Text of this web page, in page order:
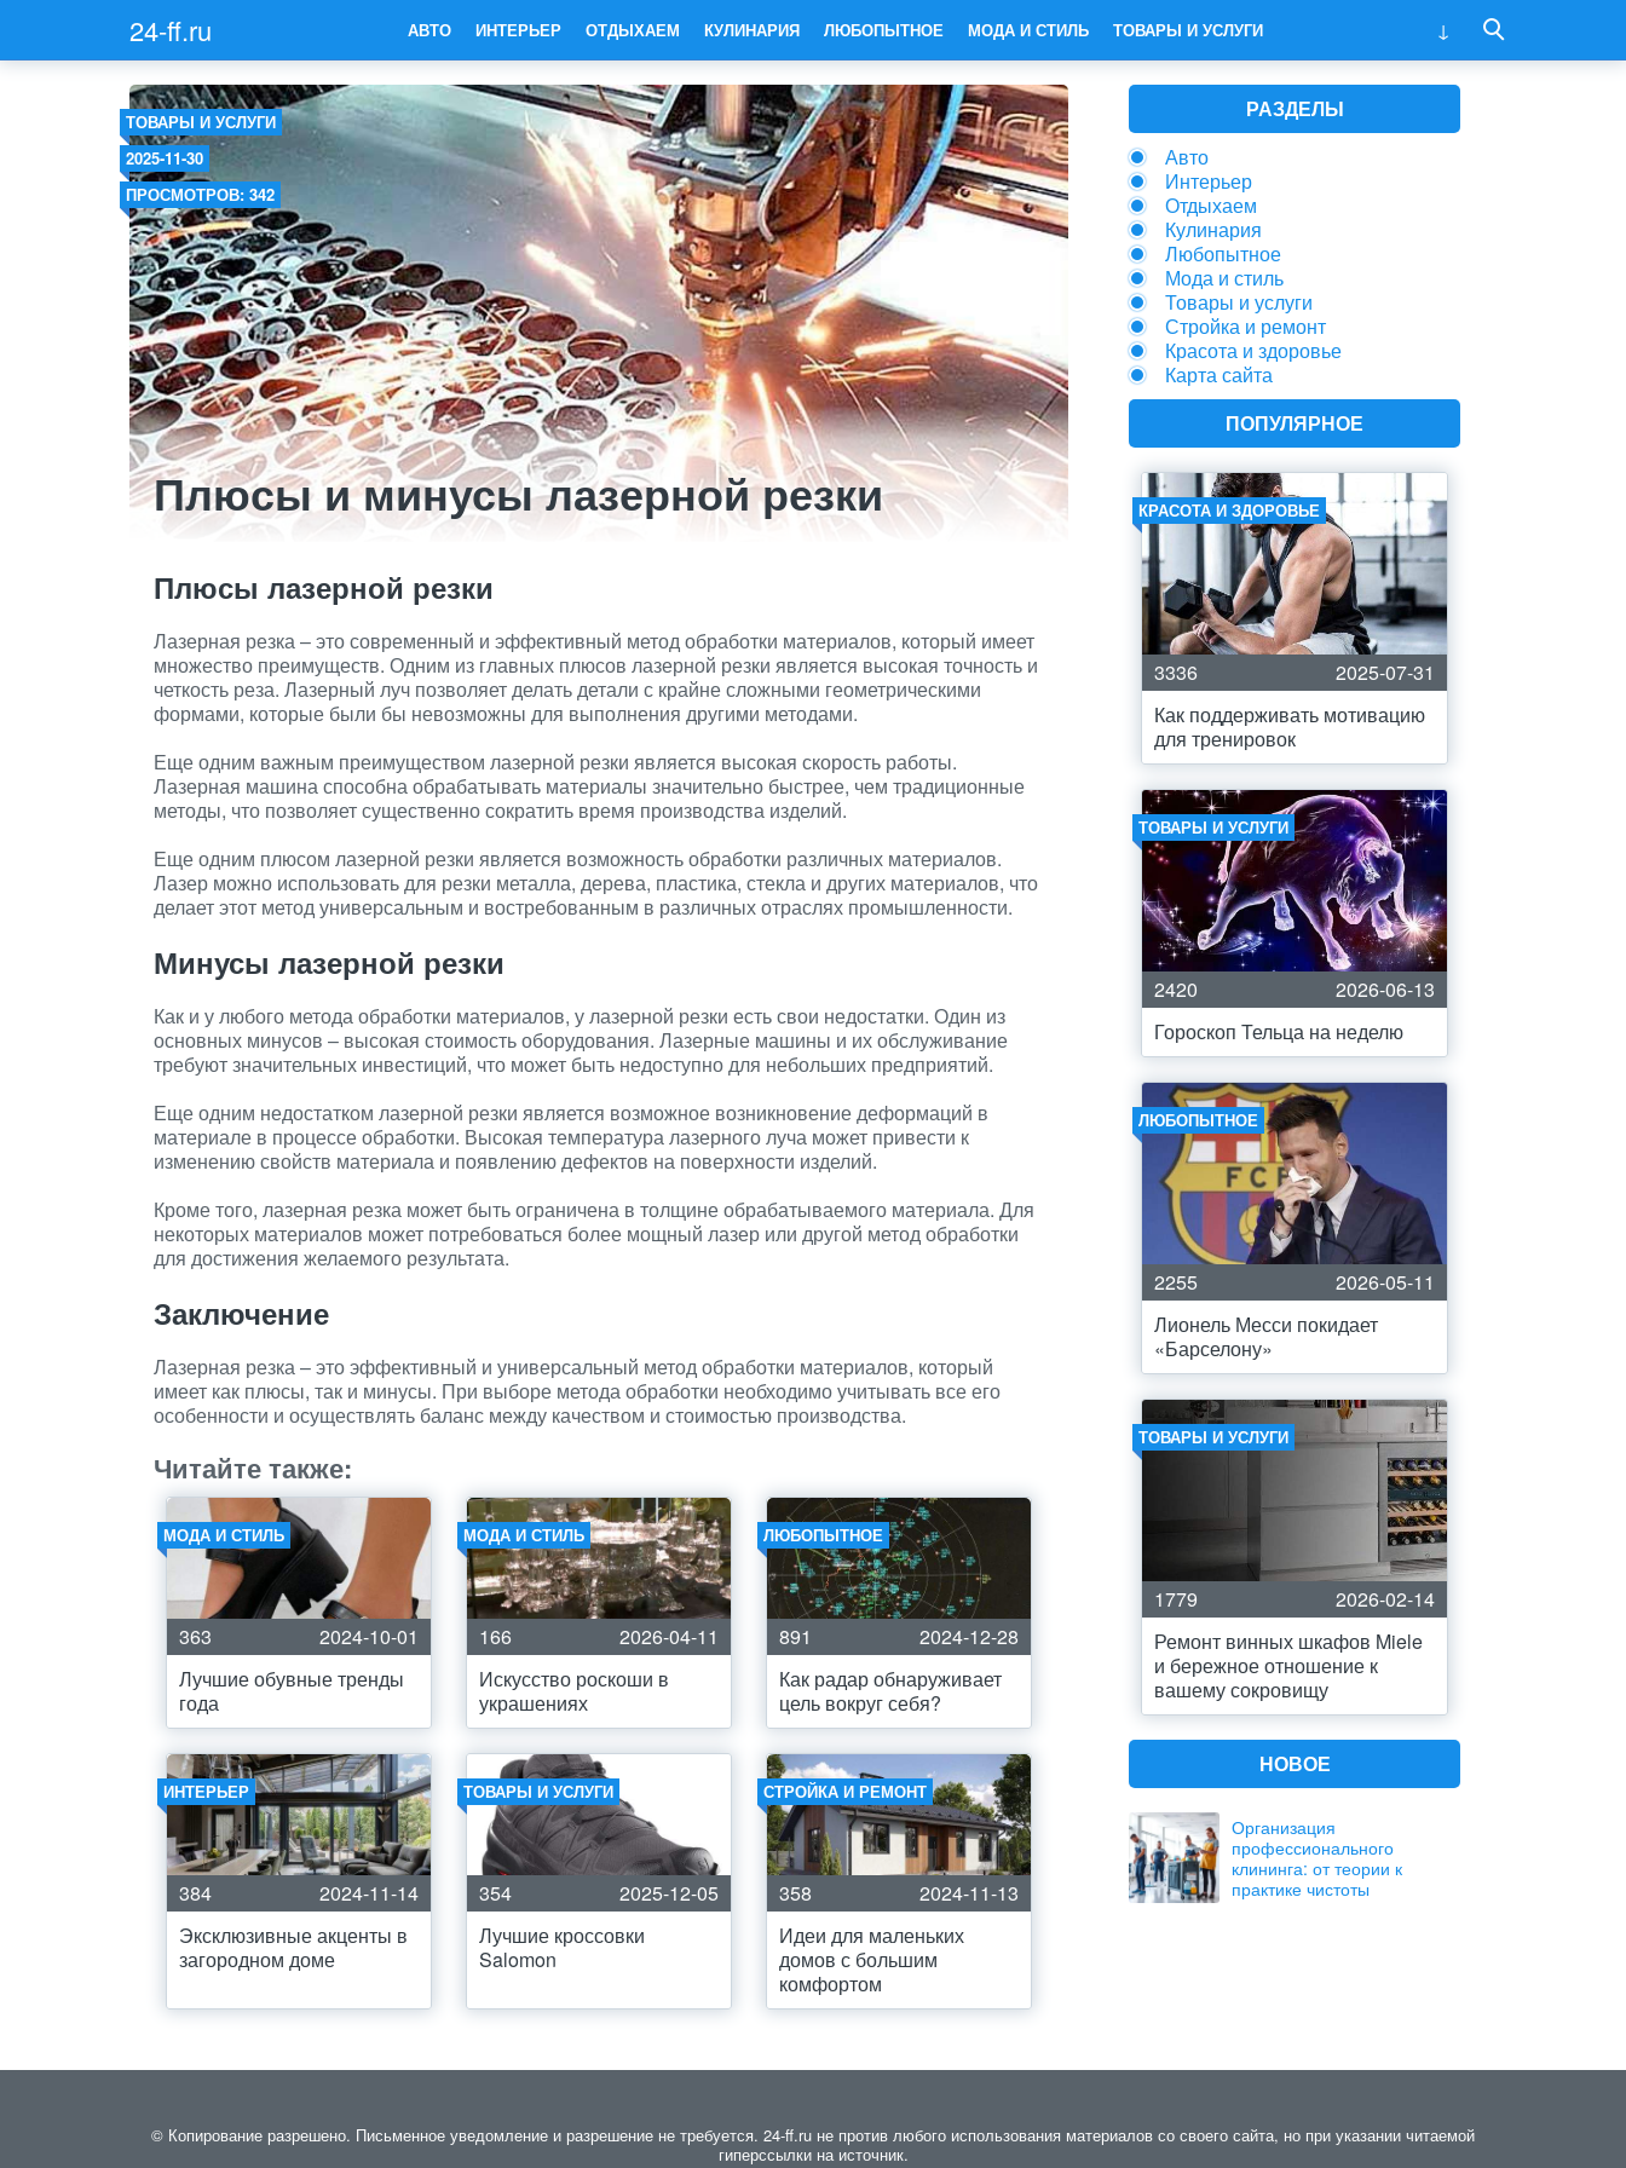
24-ff.ru АВТО ИНТЕРЬЕР ОТДЫХАЕМ КУЛИНАРИЯ ЛЮБОПЫТНОЕ МОДА И СТИЛЬ ТОВАРЫ И УСЛУГИ
ТОВАРЫ И УСЛУГИ
2025-11-30
ПРОСМОТРОВ: 342
Плюсы и минусы лазерной резки
Плюсы лазерной резки
Лазерная резка – это современный и эффективный метод обработки материалов, который имеет
множество преимуществ. Одним из главных плюсов лазерной резки является высокая точность и
четкость реза. Лазерный луч позволяет делать детали с крайне сложными геометрическими
формами, которые были бы невозможны для выполнения другими методами.
Еще одним важным преимуществом лазерной резки является высокая скорость работы.
Лазерная машина способна обрабатывать материалы значительно быстрее, чем традиционные
методы, что позволяет существенно сократить время производства изделий.
Еще одним плюсом лазерной резки является возможность обработки различных материалов.
Лазер можно использовать для резки металла, дерева, пластика, стекла и других материалов, что
делает этот метод универсальным и востребованным в различных отраслях промышленности.
Минусы лазерной резки
Как и у любого метода обработки материалов, у лазерной резки есть свои недостатки. Один из
основных минусов – высокая стоимость оборудования. Лазерные машины и их обслуживание
требуют значительных инвестиций, что может быть недоступно для небольших предприятий.
Еще одним недостатком лазерной резки является возможное возникновение деформаций в
материале в процессе обработки. Высокая температура лазерного луча может привести к
изменению свойств материала и появлению дефектов на поверхности изделий.
Кроме того, лазерная резка может быть ограничена в толщине обрабатываемого материала. Для
некоторых материалов может потребоваться более мощный лазер или другой метод обработки
для достижения желаемого результата.
Заключение
Лазерная резка – это эффективный и универсальный метод обработки материалов, который
имеет как плюсы, так и минусы. При выборе метода обработки необходимо учитывать все его
особенности и осуществлять баланс между качеством и стоимостью производства.
Читайте также:
МОДА И СТИЛЬ
363
2024-10-01
Лучшие обувные тренды
года
МОДА И СТИЛЬ
166
2026-04-11
Искусство роскоши в
украшениях
ЛЮБОПЫТНОЕ
891
2024-12-28
Как радар обнаруживает
цель вокруг себя?
ИНТЕРЬЕР
384
2024-11-14
Эксклюзивные акценты в
загородном доме
ТОВАРЫ И УСЛУГИ
354
2025-12-05
Лучшие кроссовки
Salomon
СТРОЙКА И РЕМОНТ
358
2024-11-13
Идеи для маленьких
домов с большим
комфортом
РАЗДЕЛЫ
Авто
Интерьер
Отдыхаем
Кулинария
Любопытное
Мода и стиль
Товары и услуги
Стройка и ремонт
Красота и здоровье
Карта сайта
ПОПУЛЯРНОЕ
КРАСОТА И ЗДОРОВЬЕ
3336
2025-07-31
Как поддерживать мотивацию
для тренировок
ТОВАРЫ И УСЛУГИ
2420
2026-06-13
Гороскоп Тельца на неделю
ЛЮБОПЫТНОЕ
2255
2026-05-11
Лионель Месси покидает
«Барселону»
ТОВАРЫ И УСЛУГИ
1779
2026-02-14
Ремонт винных шкафов Miele
и бережное отношение к
вашему сокровищу
НОВОЕ
Организация
профессионального
клининга: от теории к
практике чистоты
© Копирование разрешено. Письменное уведомление и разрешение не требуется. 24-ff.ru не против любого использования материалов со своего сайта, но при указании читаемой
гиперссылки на источник.